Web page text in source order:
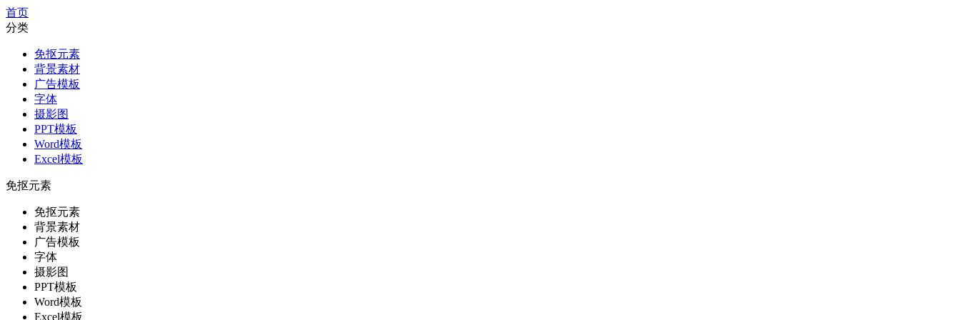
首页
分类
免抠元素
背景素材
广告模板
字体
摄影图
PPT模板
Word模板
Excel模板
免抠元素
免抠元素
背景素材
广告模板
字体
摄影图
PPT模板
Word模板
Excel模板